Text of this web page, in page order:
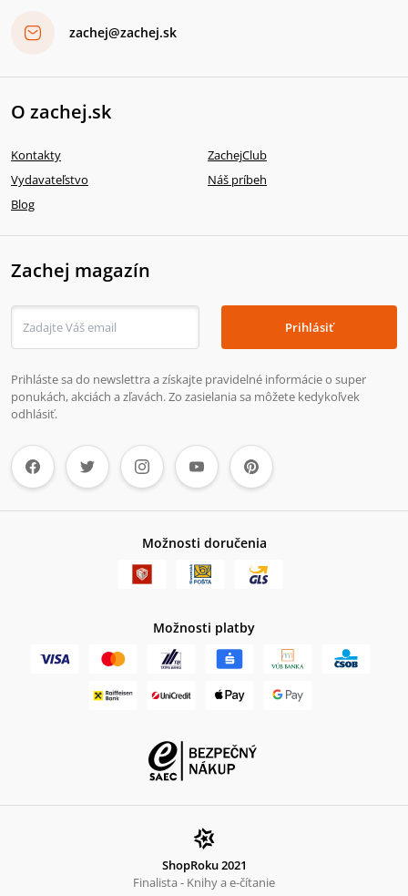
zachej@zachej.sk
O zachej.sk
Kontakty
ZachejClub
Vydavateľstvo
Náš príbeh
Blog
Zachej magazín
Prihlásiť
Prihláste sa do newslettra a získajte pravidelné informácie o super
ponukách, akciách a zľavách. Zo zasielania sa môžete kedykoľvek
odhlásiť.
Možnosti doručenia
Možnosti platby
ShopRoku 2021
Finalista - Knihy a e-čítanie